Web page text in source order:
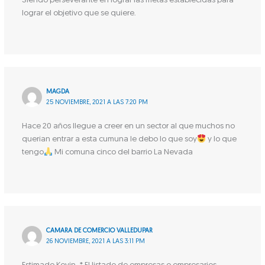
lograr el objetivo que se quiere.
MAGDA
25 NOVIEMBRE, 2021 A LAS 7:20 PM
Hace 20 años llegue a creer en un sector al que muchos no
querían entrar a esta cumuna le debo lo que soy
y lo que
tengo
Mi comuna cinco del barrio La Nevada
CAMARA DE COMERCIO VALLEDUPAR
26 NOVIEMBRE, 2021 A LAS 3:11 PM